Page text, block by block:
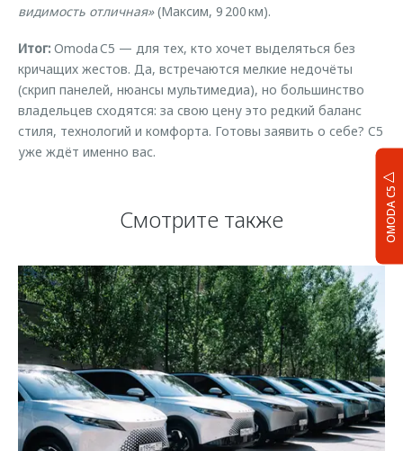
OMODA C5
видимость отличная»(Максим, 9 200 км).
Итог: Omoda C5 — для тех, кто хочет выделяться без
кричащих жестов. Да, встречаются мелкие недочёты
(скрип панелей, нюансы мультимедиа), но большинство
владельцев сходятся: за свою цену это редкий баланс
стиля, технологий и комфорта. Готовы заявить о себе? C5
уже ждёт именно вас.
Смотрите также